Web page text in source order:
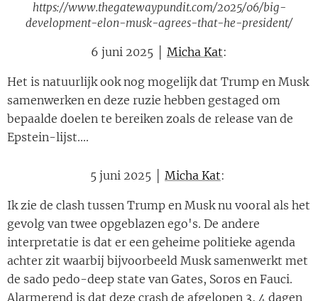
https://www.thegatewaypundit.com/2025/06/big-
development-elon-musk-agrees-that-he-president/
6 juni 2025 │ Micha Kat:
Het is natuurlijk ook nog mogelijk dat Trump en Musk
samenwerken en deze ruzie hebben gestaged om
bepaalde doelen te bereiken zoals de release van de
Epstein-lijst....
5 juni 2025 │ Micha Kat:
Ik zie de clash tussen Trump en Musk nu vooral als het
gevolg van twee opgeblazen ego's. De andere
interpretatie is dat er een geheime politieke agenda
achter zit waarbij bijvoorbeeld Musk samenwerkt met
de sado pedo-deep state van Gates, Soros en Fauci.
Alarmerend is dat deze crash de afgelopen 3, 4 dagen